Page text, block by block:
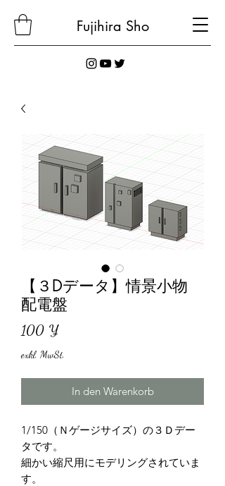
Fujihira Sho
【３Dデータ】情景小物
配電盤
100 ¥Preis
exkl. MwSt.
In den Warenkorb
1/150（Ｎゲージサイズ）の３Ｄデー
タです。
細かい縮尺用にモデリングされていま
す。